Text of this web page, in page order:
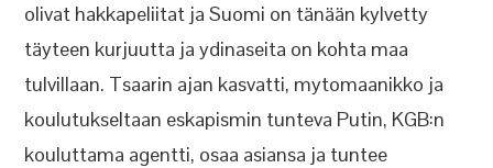
olivat hakkapeliitat ja Suomi on tänään kylvetty
täyteen kurjuutta ja ydinaseita on kohta maa
tulvillaan. Tsaarin ajan kasvatti, mytomaanikko ja
koulutukseltaan eskapismin tunteva Putin, KGB:n
kouluttama agentti, osaa asiansa ja tuntee